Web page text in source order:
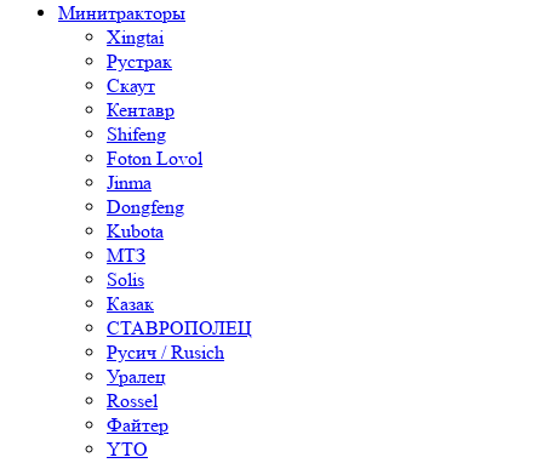
Минитракторы
Xingtai
Рустрак
Скаут
Кентавр
Shifeng
Foton Lovol
Jinma
Dongfeng
Kubota
МТЗ
Solis
Казак
СТАВРОПОЛЕЦ
Русич / Rusich
Уралец
Rossel
Файтер
YTO